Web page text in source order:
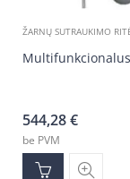
ŽARNŲ SUTRAUKIMO
544,28€
be PVM